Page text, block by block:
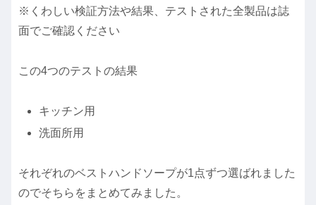
※くわしい検証方法や結果、テストされた全製品は誌
面でご確認ください
この4つのテストの結果
キッチン用
洗面所用
それぞれのベストハンドソープが1点ずつ選ばれました
のでそちらをまとめてみました。